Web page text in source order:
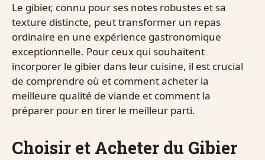
Le gibier, connu pour ses notes robustes et sa
texture distincte, peut transformer un repas
ordinaire en une expérience gastronomique
exceptionnelle. Pour ceux qui souhaitent
incorporer le gibier dans leur cuisine, il est crucial
de comprendre où et comment acheter la
meilleure qualité de viande et comment la
préparer pour en tirer le meilleur parti.
Choisir et Acheter du Gibier